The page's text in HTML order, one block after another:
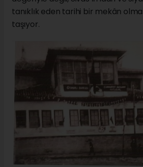
tanıklık eden tarihi bir mekân
taşıyor.